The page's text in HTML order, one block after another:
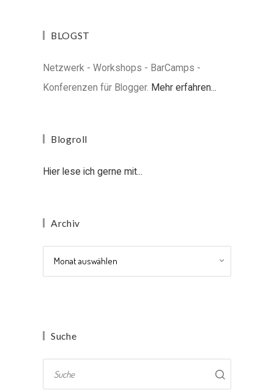
BLOGST
Netzwerk - Workshops - BarCamps -
Konferenzen für Blogger. Mehr erfahren...
Blogroll
Hier lese ich gerne mit...
Archiv
Suche